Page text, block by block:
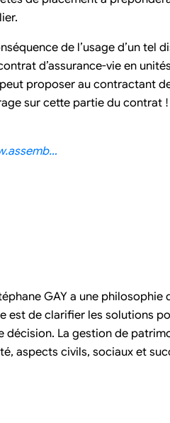
de l’usage d’un tel
d’assurance-vie en
proposer au contractant
sur cette partie du contrat !
GAY a une
est de clarifier les solutions
La gestion de
aspects civils, sociaux et